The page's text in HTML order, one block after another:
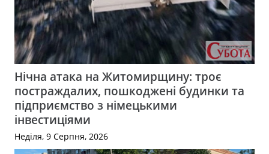
Нічна атака на Житомирщину: троє
постраждалих, пошкоджені будинки та
підприємство з німецькими
інвестиціями
Неділя, 9 Серпня, 2026